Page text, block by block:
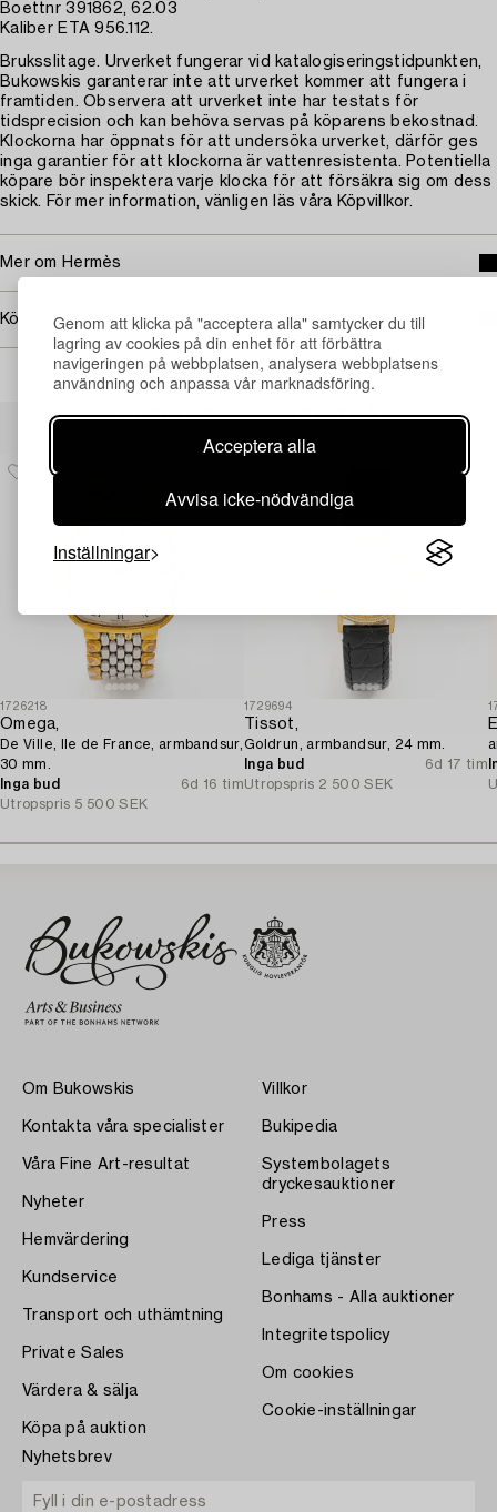
Genom att klicka på "acceptera alla" samtycker du till
lagring av cookies på din enhet för att förbättra
navigeringen på webbplatsen, analysera webbplatsens
användning och anpassa vår marknadsföring.
Acceptera alla
Avvisa icke-nödvändiga
Inställningar
Boettnr 391862, 62.03
Kaliber ETA 956.112.
Bruksslitage. Urverket fungerar vid katalogiseringstidpunkten,
Bukowskis garanterar inte att urverket kommer att fungera i
framtiden. Observera att urverket inte har testats för
tidsprecision och kan behöva servas på köparens bekostnad.
Klockorna har öppnats för att undersöka urverket, därför ges
inga garantier för att klockorna är vattenresistenta. Potentiella
köpare bör inspektera varje klocka för att försäkra sig om dess
skick. För mer information, vänligen läs våra Köpvillkor.
Mer om Hermès
Köpinformation
Andra har även tittat på
1726218
Omega,
De Ville, Ile de France, armbandsur,
30 mm.
Inga bud
6d 16 tim
Utropspris 5 500 SEK
1729694
Tissot,
Goldrun, armbandsur, 24 mm.
Inga bud
6d 17 tim
Utropspris 2 500 SEK
Om Bukowskis
Kontakta våra specialister
Våra Fine Art-resultat
Nyheter
Hemvärdering
Kundservice
Transport och uthämtning
Private Sales
Värdera & sälja
Köpa på auktion
Villkor
Bukipedia
Systembolagets
dryckesauktioner
Press
Lediga tjänster
Bonhams - Alla auktioner
Integritetspolicy
Om cookies
Cookie-inställningar
Nyhetsbrev